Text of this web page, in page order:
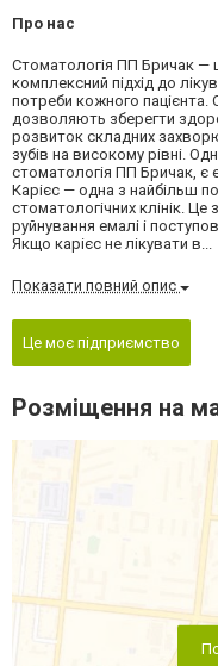
Про нас
Стоматологія ПП Бричак —
комплексний підхід до
потреби кожного пацієнта.
дозволяють зберегти
розвиток складних
зубів на високому рівні.
стоматологія ПП Бричак, є
Карієс — одна з найбільш
стоматологічних клінік.
руйнування емалі і
Якщо карієс не лікувати в...
Показати повний опис
Це моє підприємство
Розміщення на